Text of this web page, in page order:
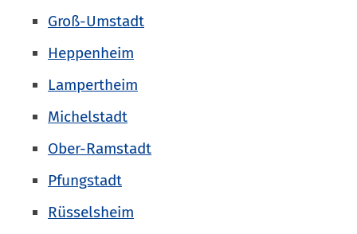
Groß-Umstadt
Heppenheim
Lampertheim
Michelstadt
Ober-Ramstadt
Pfungstadt
Rüsselsheim